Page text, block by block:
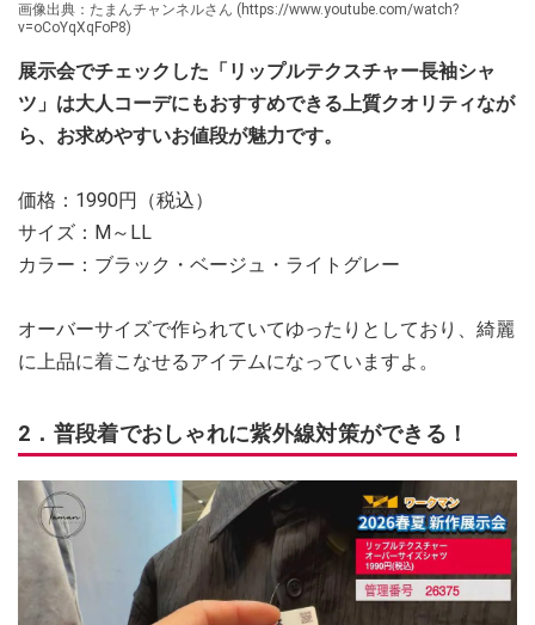
画像出典：たまんチャンネルさん (https://www.youtube.com/watch?
v=oCoYqXqFoP8)
展示会でチェックした「リップルテクスチャー長袖シャ
ツ」は大人コーデにもおすすめできる上質クオリティなが
ら、お求めやすいお値段が魅力です。
価格：1990円（税込）
サイズ：M～LL
カラー：ブラック・ベージュ・ライトグレー
オーバーサイズで作られていてゆったりとしており、綺麗
に上品に着こなせるアイテムになっていますよ。
2．普段着でおしゃれに紫外線対策ができる！